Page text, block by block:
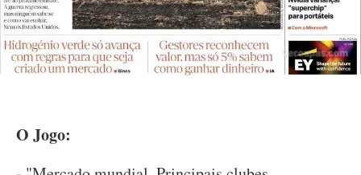
O Jogo: